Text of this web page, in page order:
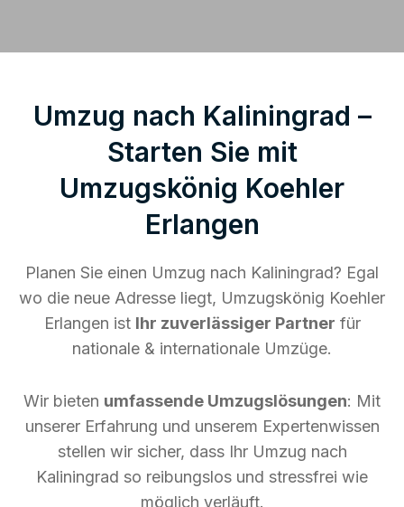
Umzug nach Kaliningrad –
Starten Sie mit
Umzugskönig Koehler
Erlangen
Planen Sie einen Umzug nach Kaliningrad? Egal
wo die neue Adresse liegt, Umzugskönig Koehler
Erlangen ist Ihr zuverlässiger Partner für
nationale & internationale Umzüge.
Wir bieten umfassende Umzugslösungen: Mit
unserer Erfahrung und unserem Expertenwissen
stellen wir sicher, dass Ihr Umzug nach
Kaliningrad so reibungslos und stressfrei wie
möglich verläuft.